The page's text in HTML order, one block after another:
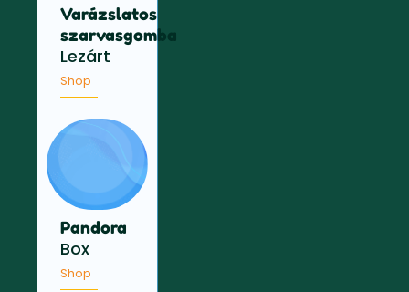
Varázslatos
szarvasgomba
Lezárt
Shop
Pandora
Box
Shop